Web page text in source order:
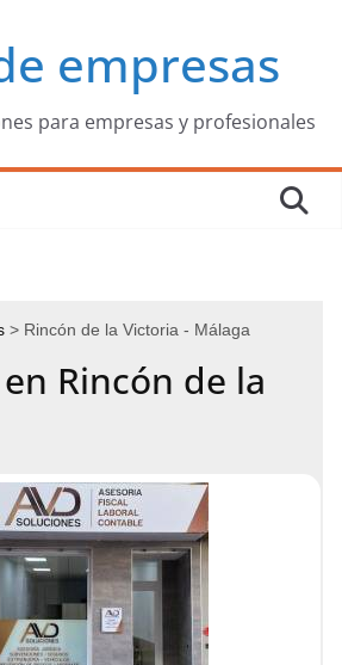
empresas
para empresas y profesionales
Rincón de la Victoria - Málaga
Rincón de la